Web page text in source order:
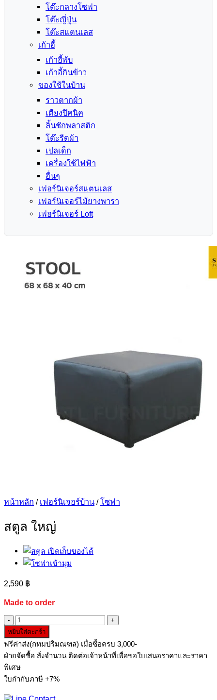
โต๊ะกลางโซฟา
โต๊ะญี่ปุ่น
โต๊ะสแตนเลส
เก้าอี้
เก้าอี้พับ
เก้าอี้กินข้าว
ของใช้ในบ้าน
ราวตากผ้า
เตียงปิคนิค
ลิ้นชักพลาสติก
โต๊ะรีดผ้า
เปลเด็ก
เครื่องใช้ไฟฟ้า
อื่นๆ
เฟอร์นิเจอร์สแตนเลส
เฟอร์นิเจอร์ไม้ยางพารา
เฟอร์นิเจอร์ Loft
หน้าหลัก / เฟอร์นิเจอร์บ้าน / โซฟา
สตูล ใหญ่
2,590 ฿
Made to order
จำนวน
สตูล
ใหญ่
ชิ้น
หยิบใส่ตะกร้า
ฟรีค่าส่ง(กทมปริมณฑล) เมื่อซื้อครบ 3,000-
ฝ่ายจัดซื้อ สั่งจำนวน ติดต่อเจ้าหน้าที่เพื่อขอใบเสนอราคาและราคา
พิเศษ
ใบกำกับภาษี +7%